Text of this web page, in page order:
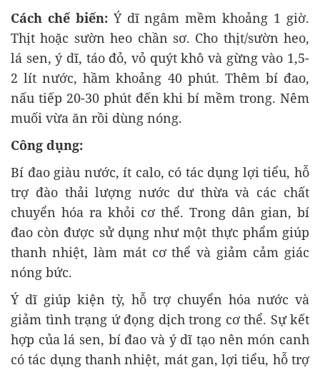
Cách chế biến: Ý dĩ ngâm mềm khoảng 1 giờ.
Thịt hoặc sườn heo chần sơ. Cho thịt/sườn heo,
lá sen, ý dĩ, táo đỏ, vỏ quýt khô và gừng vào 1,5-
2 lít nước, hầm khoảng 40 phút. Thêm bí đao,
nấu tiếp 20-30 phút đến khi bí mềm trong. Nêm
muối vừa ăn rồi dùng nóng.
Công dụng:
Bí đao giàu nước, ít calo, có tác dụng lợi tiểu, hỗ
trợ đào thải lượng nước dư thừa và các chất
chuyển hóa ra khỏi cơ thể. Trong dân gian, bí
đao còn được sử dụng như một thực phẩm giúp
thanh nhiệt, làm mát cơ thể và giảm cảm giác
nóng bức.
Ý dĩ giúp kiện tỳ, hỗ trợ chuyển hóa nước và
giảm tình trạng ứ đọng dịch trong cơ thể. Sự kết
hợp của lá sen, bí đao và ý dĩ tạo nên món canh
có tác dụng thanh nhiệt, mát gan, lợi tiểu, hỗ trợ